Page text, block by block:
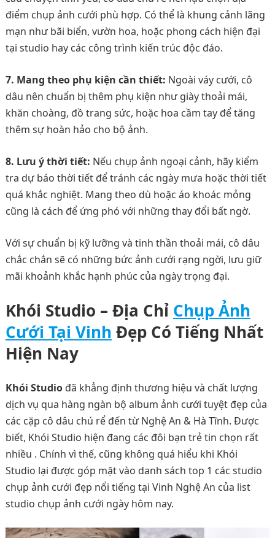
điểm chụp ảnh cưới phù hợp. Có thể là khung cảnh lãng
mạn như bãi biển, vườn hoa, hoặc phong cách hiện đại
tại studio hay các công trình kiến trúc độc đáo.
7. Mang theo phụ kiện cần thiết: Ngoài váy cưới, cô
dâu nên chuẩn bị thêm phụ kiện như giày thoải mái,
khăn choàng, đồ trang sức, hoặc hoa cầm tay để tăng
thêm sự hoàn hảo cho bộ ảnh.
8. Lưu ý thời tiết: Nếu chụp ảnh ngoại cảnh, hãy kiểm
tra dự báo thời tiết để tránh các ngày mưa hoặc thời tiết
quá khắc nghiệt. Mang theo dù hoặc áo khoác mỏng
cũng là cách để ứng phó với những thay đổi bất ngờ.
Với sự chuẩn bị kỹ lưỡng và tinh thần thoải mái, cô dâu
chắc chắn sẽ có những bức ảnh cưới rạng ngời, lưu giữ
mãi khoảnh khắc hạnh phúc của ngày trọng đại.
Khói Studio – Địa Chỉ Chụp Ảnh
Cưới Tại Vinh Đẹp Có Tiếng Nhất
Hiện Nay
Khói Studiođã khẳng định thương hiệu và chất lượng
dịch vụ qua hàng ngàn bộ album ảnh cưới tuyệt đẹp của
các cặp cô dâu chú rể đến từ Nghệ An & Hà Tĩnh. Được
biết, Khói Studio hiện đang các đôi bạn trẻ tin chọn rất
nhiều . Chính vì thế, cũng không quá hiểu khi Khói
Studio lại được góp mặt vào danh sách top 1 các studio
chụp ảnh cưới đẹp nổi tiếng tại Vinh Nghệ An của list
studio chụp ảnh cưới ngày hôm nay.